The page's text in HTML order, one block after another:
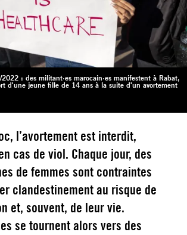
: des militant·es marocain·es manifestent à Rabat,
d'une jeune fille de 14 ans à la suite d'un avortement
l’avortement est interdit,
cas de viol. Chaque jour, des
de femmes sont contraintes
clandestinement au risque de
et, souvent, de leur vie.
se tournent alors vers des